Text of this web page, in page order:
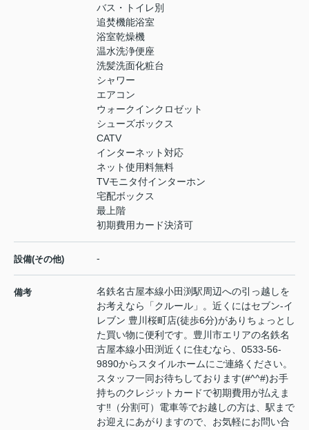
バス・トイレ別
追焚機能浴室
浴室乾燥機
温水洗浄便座
洗髪洗面化粧台
シャワー
エアコン
ウォークインクロゼット
シューズボックス
CATV
インターネット対応
ネット使用料無料
TVモニタ付インターホン
宅配ボックス
最上階
初期費用カード決済可
設備(その他) -
備考
名鉄名古屋本線小田渕駅周辺への引っ越しを
お考えなら「クルール」。近くにはセブン-イ
レブン 豊川桜町店(徒歩6分)がありちょっとし
た買い物に便利です。豊川市エリアの名鉄名
古屋本線小田渕近くに住むなら、0533-56-
9890からスタイルホームにご連絡ください。
スタッフ一同お待ちしております(#^^#)お手
持ちのクレジットカードで初期費用が払えま
す‼（分割可）電車等でお越しの方は、駅まで
お迎えにあがりますので、お気軽にお問い合